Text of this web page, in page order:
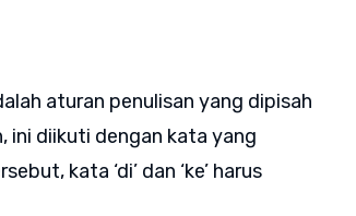
aturan penulisan yang dipisah
ini diikuti dengan kata yang
kata ‘di’ dan ‘ke’ harus